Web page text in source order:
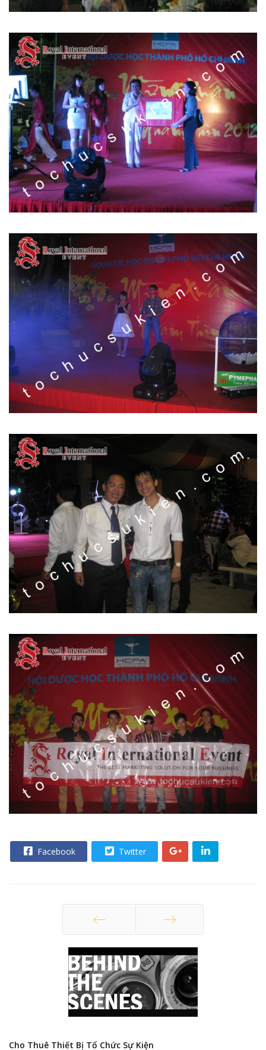
Facebook Twitter
Trang trước Trang sau
Cho Thuê Thiết Bị Tổ Chức Sự Kiện